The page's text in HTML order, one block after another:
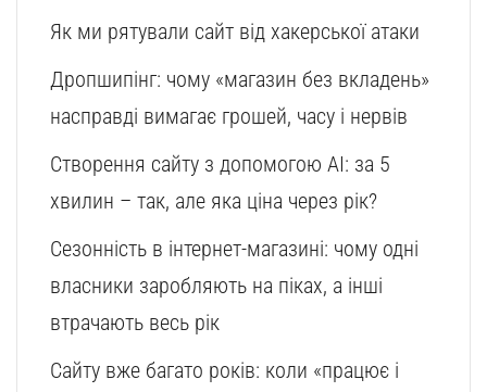
Як ми рятували сайт від хакерської атаки
Дропшипінг: чому «магазин без вкладень»
насправді вимагає грошей, часу і нервів
Створення сайту з допомогою AI: за 5
хвилин – так, але яка ціна через рік?
Сезонність в інтернет-магазині: чому одні
власники заробляють на піках, а інші
втрачають весь рік
Сайту вже багато років: коли «працює і